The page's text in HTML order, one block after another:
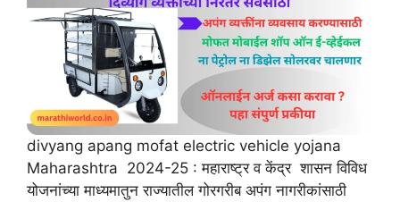
divyang apang mofat electric vehicle yojana
Maharashtra 2024-25 : महाराष्ट्र व केंद्र शासन विविध
योजनांच्या माध्यमातुन राज्यातील गोरगरीब अपंग नागरीकांसाठी